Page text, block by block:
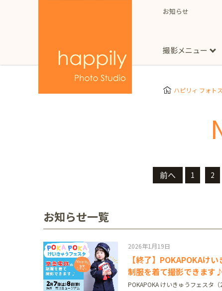
お知らせ
撮影メニュー
1/2成人式（ハーフ
七五三 お宮参り
七五三着物(女の子)
フォーマル衣装(女の
着物
マタニテ
広
千葉県
川口店
浦和店
茨城県
つくば学園の森店
静岡県
ハピリィ フォト
前へ 1 2
お知らせ一覧
2026年1月19日
【終了】POKAPOKAけ
制服を着て撮影できます♪
POKAPOKA けいきゅうフェスタ